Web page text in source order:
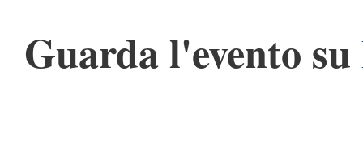
Guarda l'evento su